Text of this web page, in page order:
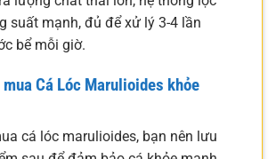
suất mạnh, đủ để xử lý 3-4 lần
bể mỗi giờ.
Cá Lóc Marulioides khỏe
cá lóc marulioides, bạn nên lưu